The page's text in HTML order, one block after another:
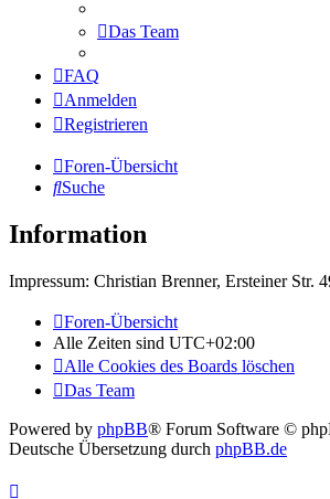
Das Team
FAQ
Anmelden
Registrieren
Foren-Übersicht
Suche
Information
Impressum: Christian Brenner, Ersteiner Str.
Foren-Übersicht
Alle Zeiten sind UTC+02:00
Alle Cookies des Boards löschen
Das Team
Powered by phpBB® Forum Software ©
Deutsche Übersetzung durch phpBB.de